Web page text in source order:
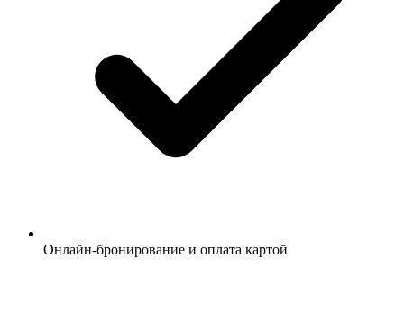
Онлайн-бронирование и оплата картой